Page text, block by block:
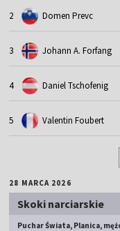
2 Domen Prevc
3 Johann A. Forfang
4 Daniel Tschofenig
5 Valentin Foubert
28 MARCA 2026
Skoki narciarskie
Puchar Świata, Planica,